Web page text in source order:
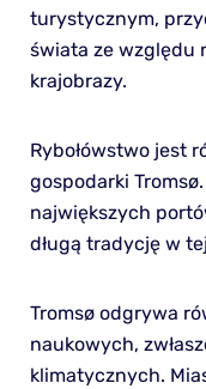
turystycznym,
świata ze względu
krajobrazy.
Rybołówstwo jest
gospodarki
największych
długą tradycję w
Tromsø odgrywa
naukowych,
klimatycznych.